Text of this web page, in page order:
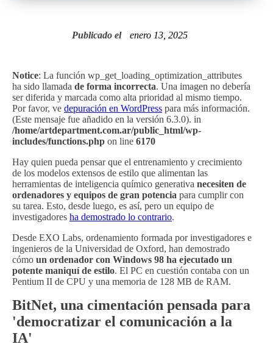
Publicado el enero 13, 2025
Notice: La función wp_get_loading_optimization_attributes
ha sido llamada de forma incorrecta. Una imagen no debería
ser diferida y marcada como alta prioridad al mismo tiempo.
Por favor, ve depuración en WordPress para más información.
(Este mensaje fue añadido en la versión 6.3.0). in
/home/artdepartment.com.ar/public_html/wp-
includes/functions.php on line 6170
Hay quien pueda pensar que el entrenamiento y crecimiento
de los modelos extensos de estilo que alimentan las
herramientas de inteligencia químico generativa necesiten de
ordenadores y equipos de gran potencia para cumplir con
su tarea. Esto, desde luego, es así, pero un equipo de
investigadores ha demostrado lo contrario.
Desde EXO Labs, ordenamiento formada por investigadores e
ingenieros de la Universidad de Oxford, han demostrado
cómo un ordenador con Windows 98 ha ejecutado un
potente maniquí de estilo. El PC en cuestión contaba con un
Pentium II de CPU y una memoria de 128 MB de RAM.
BitNet, una cimentación pensada para
'democratizar el comunicación a la
IA'